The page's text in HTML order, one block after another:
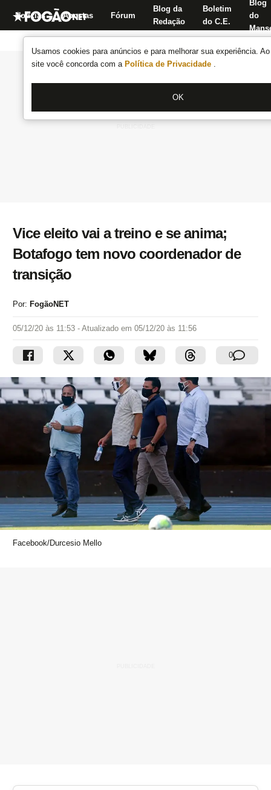
Usamos cookies para anúncios e para melhorar sua experiência.
site você concorda com a Política de Privacidade .
OK
Notícias Apostas Fórum
Blog da
Redação
Boletim
do C.E.
Blog
do
Vice eleito vai a treino e se anima;
Botafogo tem novo coordenador de
transição
Por: FogãoNET
05/12/20 às 11:53 - Atualizado em 05/12/20 às 11:56
0
Facebook/Durcesio Mello